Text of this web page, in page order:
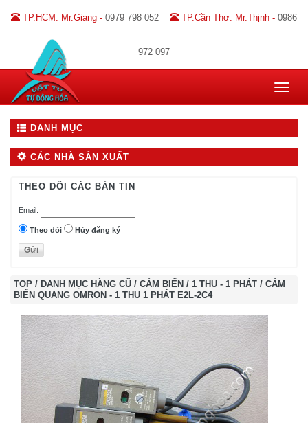
TP.HCM: Mr.Giang - 0979 798 052 TP.Cần Thơ: Mr.Thịnh - 0986
972 097
Toggle
DANH MỤC
CÁC NHÀ SẢN XUẤT
THEO DÕI CÁC BẢN TIN
Email:
Theo dõi Hủy đăng ký
TOP / DANH MỤC HÀNG CŨ / CẢM BIẾN / 1 THU - 1 PHÁT / CẢM
BIẾN QUANG OMRON - 1 THU 1 PHÁT E2L-2C4